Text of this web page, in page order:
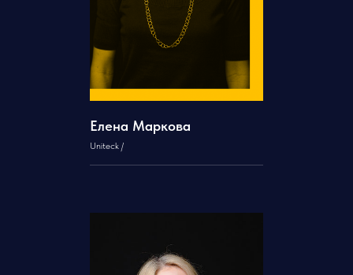
Елена Маркова
Uniteck /